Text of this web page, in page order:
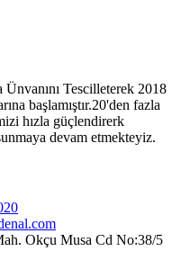
Tescilleterek 2018
başlamıştır.20'den fazla
hızla güçlendirerk
devam etmekteyiz.
Okçu Musa Cd No:38/5